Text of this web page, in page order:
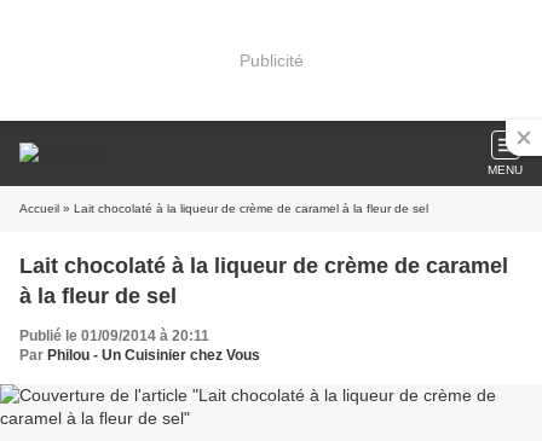
Publicité
MENU
Accueil » Lait chocolaté à la liqueur de crème de caramel à la fleur de sel
Lait chocolaté à la liqueur de crème de caramel
à la fleur de sel
Publié le 01/09/2014 à 20:11
Par Philou - Un Cuisinier chez Vous